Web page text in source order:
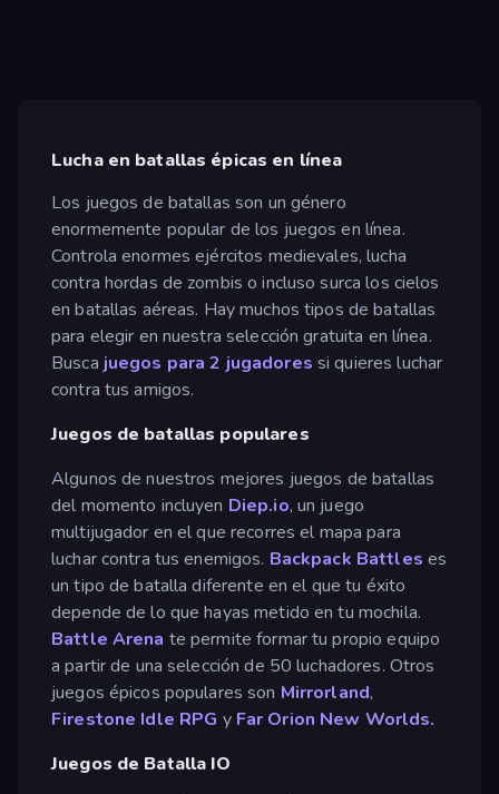
Lucha en batallas épicas en línea
Los juegos de batallas son un género
enormemente popular de los juegos en línea.
Controla enormes ejércitos medievales, lucha
contra hordas de zombis o incluso surca los cielos
en batallas aéreas. Hay muchos tipos de batallas
para elegir en nuestra selección gratuita en línea.
Busca juegos para 2 jugadores si quieres luchar
contra tus amigos.
Juegos de batallas populares
Algunos de nuestros mejores juegos de batallas
del momento incluyen Diep.io, un juego
multijugador en el que recorres el mapa para
luchar contra tus enemigos. Backpack Battles es
un tipo de batalla diferente en el que tu éxito
depende de lo que hayas metido en tu mochila.
Battle Arena te permite formar tu propio equipo
a partir de una selección de 50 luchadores. Otros
juegos épicos populares son Mirrorland,
Firestone Idle RPG y Far Orion New Worlds.
Juegos de Batalla IO